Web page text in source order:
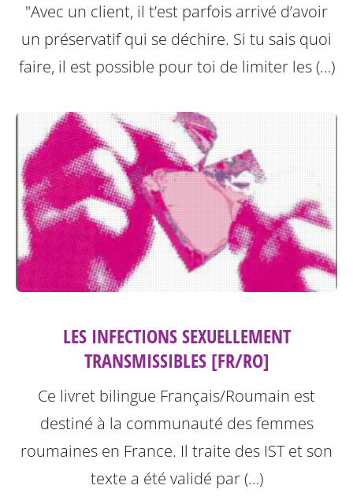
"Avec un client, il t’est parfois arrivé d’avoir
un préservatif qui se déchire. Si tu sais quoi
faire, il est possible pour toi de limiter les (…)
LES INFECTIONS SEXUELLEMENT
TRANSMISSIBLES [FR/RO]
Ce livret bilingue Français/Roumain est
destiné à la communauté des femmes
roumaines en France. Il traite des IST et son
texte a été validé par (…)